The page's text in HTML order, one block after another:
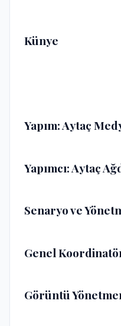
Künye
Yapım:Aytaç
Yapımcı:Aytaç
Senaryo ve
Genel
Görüntü